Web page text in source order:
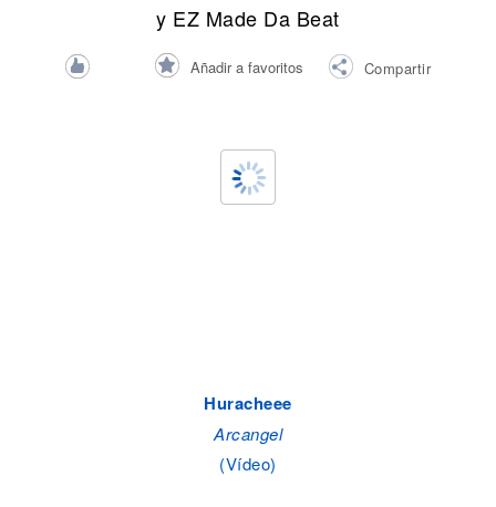
y EZ Made Da Beat
Añadir a favoritos Compartir
Huracheee
Arcangel
(Vídeo)